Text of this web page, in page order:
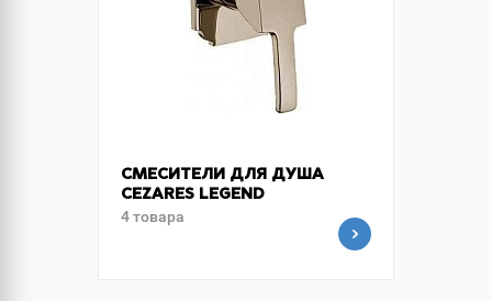
СМЕСИТЕЛИ ДЛЯ ДУША
CEZARES LEGEND
4 товара